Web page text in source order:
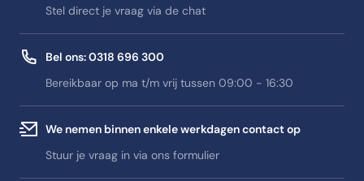
Stel direct je vraag via de chat
Bel ons: 0318 696 300
Bereikbaar op ma t/m vrij tussen 09:00 - 16:30
We nemen binnen enkele werkdagen contact op
Stuur je vraag in via ons formulier